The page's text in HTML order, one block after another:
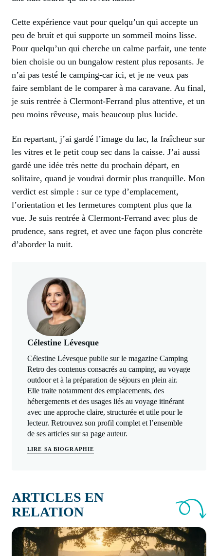
Cette expérience vaut pour quelqu’un qui accepte un
peu de bruit et qui supporte un sommeil moins lisse.
Pour quelqu’un qui cherche un calme parfait, une tente
bien choisie ou un bungalow restent plus reposants. Je
n’ai pas testé le camping-car ici, et je ne veux pas
faire semblant de le comparer à ma caravane. Au final,
je suis rentrée à Clermont-Ferrand plus attentive, et un
peu moins rêveuse, mais beaucoup plus lucide.
En repartant, j’ai gardé l’image du lac, la fraîcheur sur
les vitres et le petit coup sec dans la caisse. J’ai aussi
gardé une idée très nette du prochain départ, en
solitaire, quand je voudrai dormir plus tranquille. Mon
verdict est simple : sur ce type d’emplacement,
l’orientation et les fermetures comptent plus que la
vue. Je suis rentrée à Clermont-Ferrand avec plus de
prudence, sans regret, et avec une façon plus concrète
d’aborder la nuit.
Célestine Lévesque
Célestine Lévesque publie sur le magazine Camping
Retro des contenus consacrés au camping, au voyage
outdoor et à la préparation de séjours en plein air.
Elle traite notamment des emplacements, des
hébergements et des usages liés au voyage itinérant
avec une approche claire, structurée et utile pour le
lecteur. Retrouvez son profil complet et l’ensemble
de ses articles sur sa page auteur.
LIRE SA BIOGRAPHIE
ARTICLES EN
RELATION